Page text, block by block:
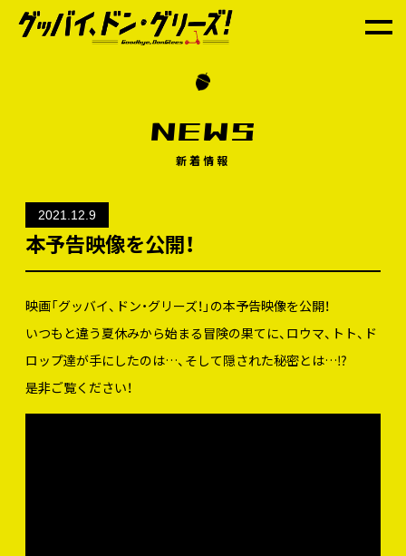
INTRODUCTION
STORY
CHARACTER&CAST
STREAMING
TICKET
NEWS
新着情報
2021.12.9
本予告映像を公開！
映画「グッバイ、ドン・グリーズ！」の本予告映像を公開！
いつもと違う夏休みから始まる冒険の果てに、ロウマ、トト、ド
ロップ達が手にしたのは…、そして隠された秘密とは…⁉
是非ご覧ください！